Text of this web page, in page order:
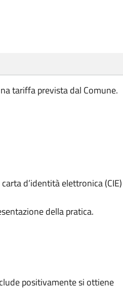
tariffa prevista dal Comune.
d’identità elettronica
della pratica.
positivamente si ottiene